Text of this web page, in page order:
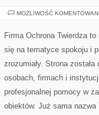
MOŻLIWOŚĆ
Firma Ochrona Twierdza
się na tematyce spokoju i
zrozumiały. Strona
osobach, firmach i
profesjonalnej pomocy w
obiektów. Już sama